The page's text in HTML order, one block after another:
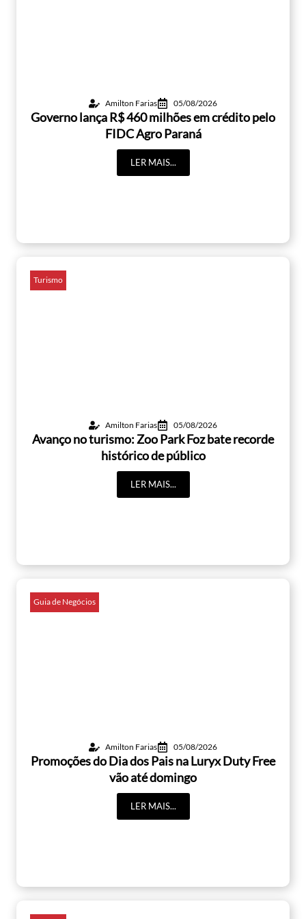
Amilton Farias 05/08/2026
Governo lança R$ 460 milhões em crédito pelo
FIDC Agro Paraná
LER MAIS...
Turismo
Amilton Farias 05/08/2026
Avanço no turismo: Zoo Park Foz bate recorde
histórico de público
LER MAIS...
Guia de Negócios
Amilton Farias 05/08/2026
Promoções do Dia dos Pais na Luryx Duty Free
vão até domingo
LER MAIS...